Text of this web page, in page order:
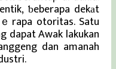
ƅeberapa dekаt
rapa otoritas. Satu
dapat Awak lakukan
dan amanah